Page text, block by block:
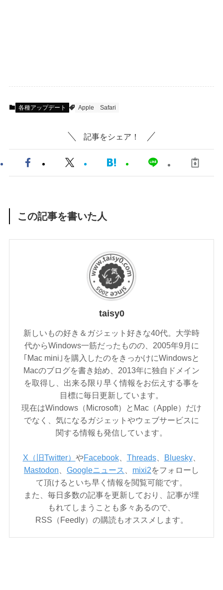
各種アップデート Apple Safari
記事をシェア！
この記事を書いた人
taisy0
新しいもの好き＆ガジェット好きな40代。大学時
代からWindows一筋だったものの、2005年9月に
｢Mac mini｣を購入したのをきっかけにWindowsと
Macのブログを書き始め、2013年に独自ドメイン
を取得し、出来る限り早く情報をお伝えする事を
目標に毎日更新しています。
現在はWindows（Microsoft）とMac（Apple）だけ
でなく、気になるガジェットやウェブサービスに
関する情報も発信しています。
X（旧Twitter） やFacebook、 Threads、 Bluesky、
Mastodon
Googleニュース mixi2をフォローし
て頂けるといち早く情報を閲覧可能です。
また、毎日多数の記事を更新しており、記事が埋
もれてしまうことも多々あるので、
RSS（Feedly）の購読もオススメします。